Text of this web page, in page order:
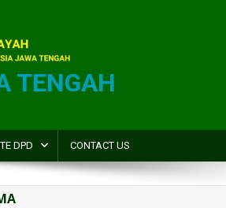
TENGAH
DPD CONTACT US